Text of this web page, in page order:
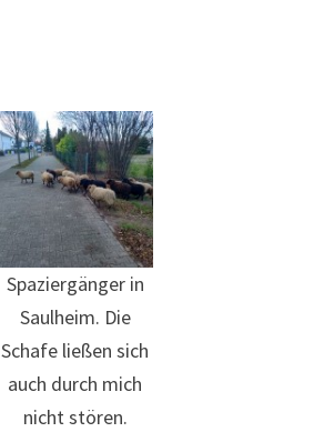
Spaziergänger in
Saulheim. Die
Schafe ließen sich
auch durch mich
nicht stören.